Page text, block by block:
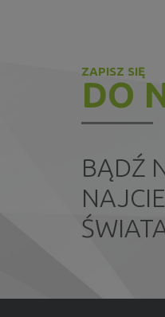
ZAPISZ SIĘ
DO
BĄDŹ